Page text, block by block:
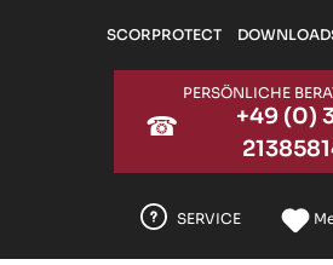
Zum Hauptinhalt springen
SCORPROTECT
☎
PERSÖNLICHE
+49 (0)
SERVICE